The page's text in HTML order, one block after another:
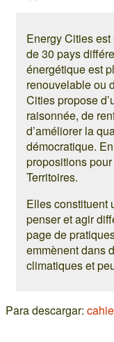
Energy Cities
de 30 pays
énergétique est
renouvelable ou
Cities propose
raisonnée, de
d’améliorer la
démocratique.
propositions
Territoires.
Elles constituent
penser et agir
page de
emmènent dans
climatiques et
Para descargar: